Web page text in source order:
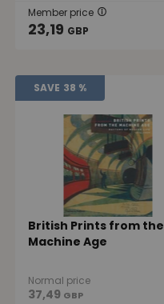
Member price
23,19 GBP
SAVE 38 %
British Prints from the
Machine Age
Normal price
37,49 GBP